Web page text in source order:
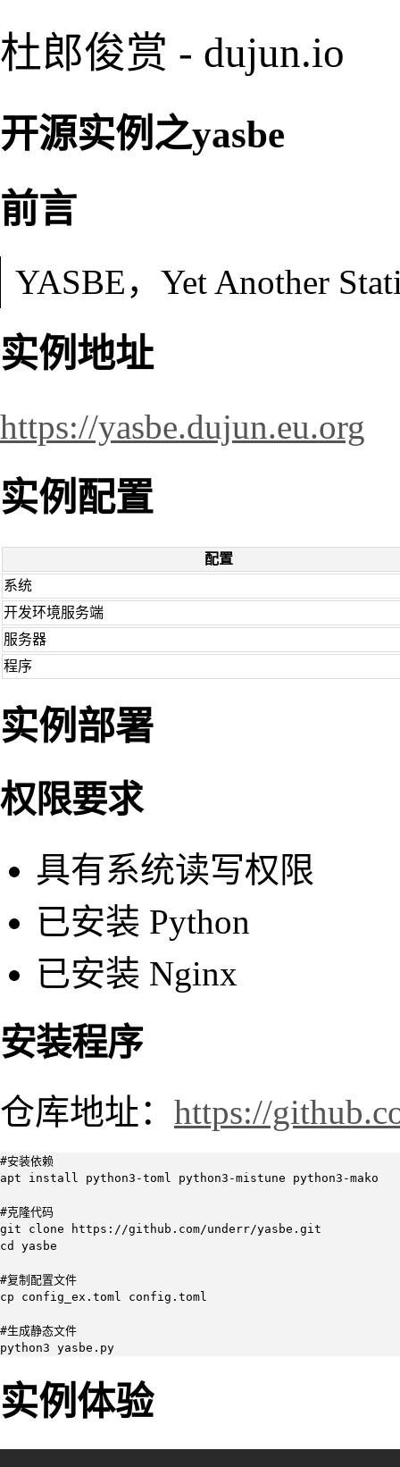
杜郎俊赏 - dujun.io
开源实例之yasbe
前言
YASBE，Yet Another
实例地址
https://yasbe.dujun.eu.org
实例配置
配置
系统
开发环境服务端
服务器
程序
实例部署
权限要求
具有系统读写权限
已安装 Python
已安装 Nginx
安装程序
仓库地址： https://
#安装依赖
apt install python3-toml python3-mistune python3-mako
#克隆代码
git clone https://github.com/underr/yasbe.git
cd yasbe
#复制配置文件
cp config_ex.toml config.toml
#生成静态文件
python3 yasbe.py
实例体验